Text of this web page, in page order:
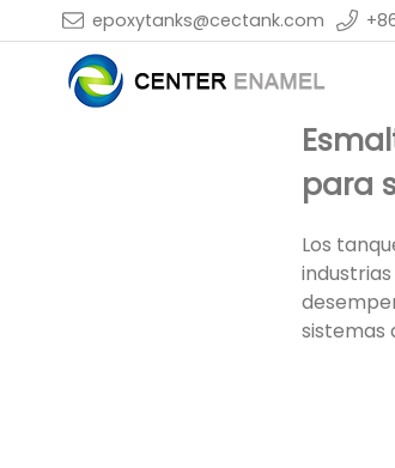
epoxytanks@cectank.com
para
Los
sistemas